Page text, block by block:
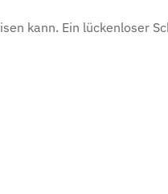
kann. Ein lückenloser